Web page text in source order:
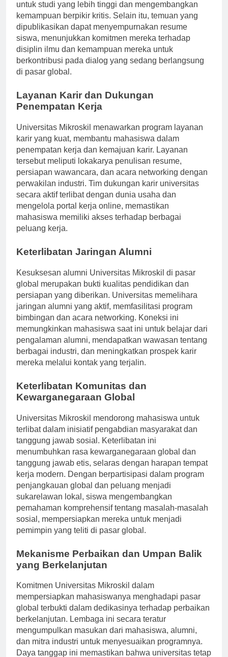
Berpartisipasi dalam penelitian mempersiapkan siswa
untuk studi yang lebih tinggi dan mengembangkan
kemampuan berpikir kritis. Selain itu, temuan yang
dipublikasikan dapat menyempurnakan resume
siswa, menunjukkan komitmen mereka terhadap
disiplin ilmu dan kemampuan mereka untuk
berkontribusi pada dialog yang sedang berlangsung
Layanan Karir dan Dukungan
Universitas Mikroskil menawarkan program layanan
karir yang kuat, membantu mahasiswa dalam
penempatan kerja dan kemajuan karir. Layanan
tersebut meliputi lokakarya penulisan resume,
persiapan wawancara, dan acara networking dengan
perwakilan industri. Tim dukungan karir universitas
secara aktif terlibat dengan dunia usaha dan
mengelola portal kerja online, memastikan
mahasiswa memiliki akses terhadap berbagai
Kesuksesan alumni Universitas Mikroskil di pasar
global merupakan bukti kualitas pendidikan dan
persiapan yang diberikan. Universitas memelihara
jaringan alumni yang aktif, memfasilitasi program
bimbingan dan acara networking. Koneksi ini
memungkinkan mahasiswa saat ini untuk belajar dari
pengalaman alumni, mendapatkan wawasan tentang
berbagai industri, dan meningkatkan prospek karir
Keterlibatan Komunitas dan
Kewarganegaraan Global
Universitas Mikroskil mendorong mahasiswa untuk
terlibat dalam inisiatif pengabdian masyarakat dan
tanggung jawab sosial. Keterlibatan ini
menumbuhkan rasa kewarganegaraan global dan
tanggung jawab etis, selaras dengan harapan tempat
kerja modern. Dengan berpartisipasi dalam program
penjangkauan global dan peluang menjadi
sukarelawan lokal, siswa mengembangkan
pemahaman komprehensif tentang masalah-masalah
sosial, mempersiapkan mereka untuk menjadi
Mekanisme Perbaikan dan Umpan Balik
yang Berkelanjutan
Komitmen Universitas Mikroskil dalam
mempersiapkan mahasiswanya menghadapi pasar
global terbukti dalam dedikasinya terhadap perbaikan
berkelanjutan. Lembaga ini secara teratur
mengumpulkan masukan dari mahasiswa, alumni,
dan mitra industri untuk menyesuaikan programnya.